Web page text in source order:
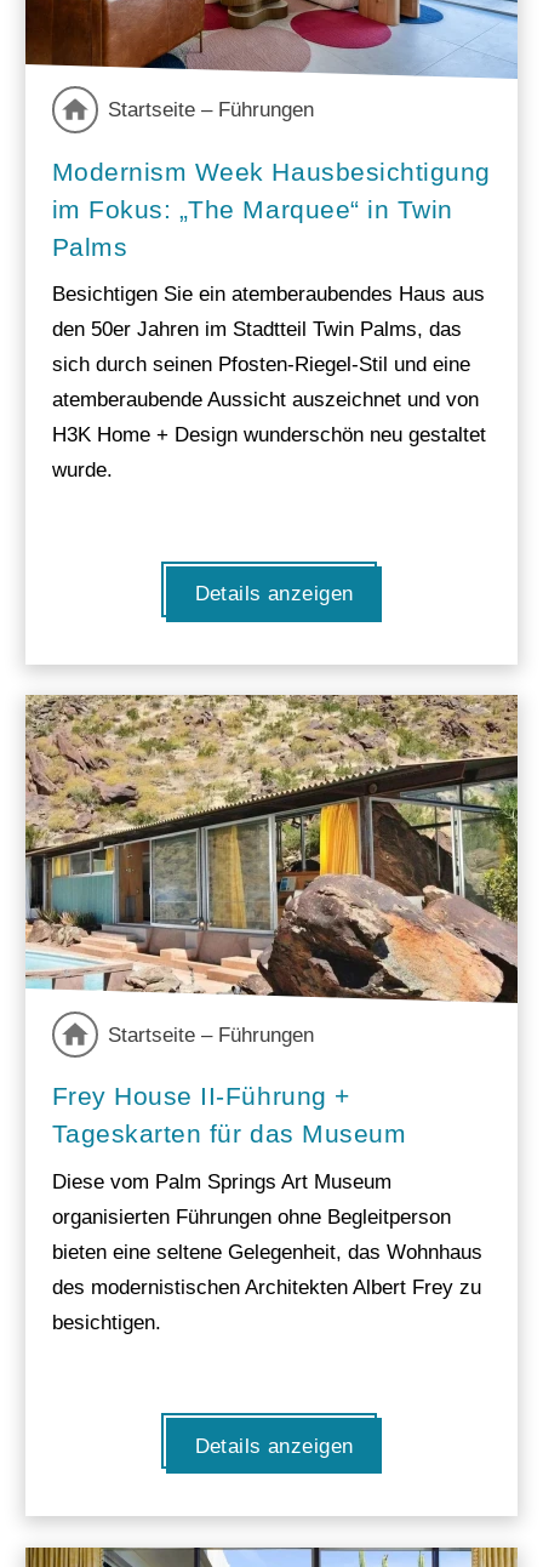
Startseite – Führungen
Modernism Week Hausbesichtigung
im Fokus: „The Marquee“ in Twin
Palms
Besichtigen Sie ein atemberaubendes Haus aus
den 50er Jahren im Stadtteil Twin Palms, das
sich durch seinen Pfosten-Riegel-Stil und eine
atemberaubende Aussicht auszeichnet und von
H3K Home + Design wunderschön neu gestaltet
wurde.
Details anzeigen
Startseite – Führungen
Frey House II-Führung +
Tageskarten für das Museum
Diese vom Palm Springs Art Museum
organisierten Führungen ohne Begleitperson
bieten eine seltene Gelegenheit, das Wohnhaus
des modernistischen Architekten Albert Frey zu
besichtigen.
Details anzeigen